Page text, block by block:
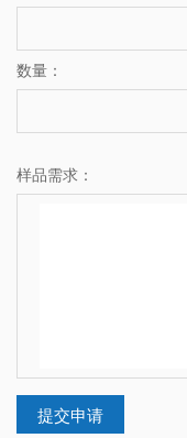
数量：
样品需求：